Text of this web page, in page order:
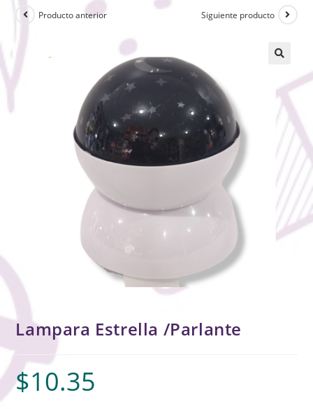
Producto anterior Siguiente producto
Lampara Estrella /Parlante
$10.35